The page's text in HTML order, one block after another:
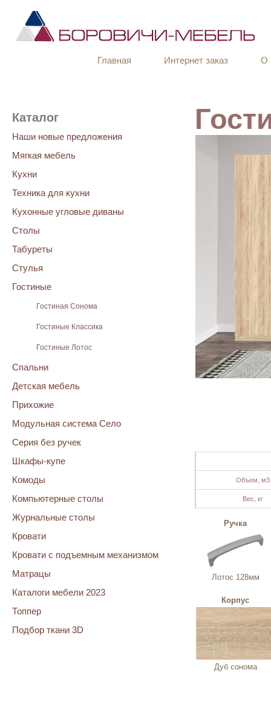
Главная Интернет заказ О
Каталог
Наши новые предложения
Мягкая мебель
Кухни
Техника для кухни
Кухонные угловые диваны
Столы
Табуреты
Стулья
Гостиные
Гостиная Сонома
Гостиные Классика
Гостиные Лотос
Спальни
Детская мебель
Прихожие
Модульная система Село
Серия без ручек
Шкафы-купе
Комоды
Компьютерные столы
Журнальные столы
Кровати
Кровати с подъемным механизмом
Матрацы
Каталоги мебели 2023
Топпер
Подбор ткани 3D
Объем, м3
Вес, кг
Ручка
Лотос 128мм
Корпус
Дуб сонома